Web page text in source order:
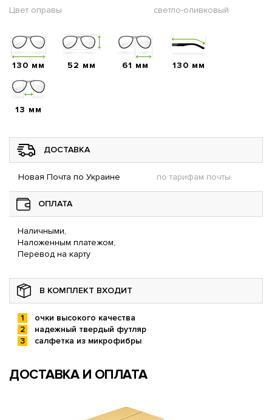
Цвет оправы
светло-оливковый
130 мм 52 мм 61 мм 130 мм
13 мм
ДОСТАВКА
Новая Почта по Украине по тарифам почты
ОПЛАТА
Наличными,
Наложенным платежом,
Перевод на карту
В КОМПЛЕКТ ВХОДИТ
очки высокого качества
надежный твердый футляр
салфетка из микрофибры
ДОСТАВКА И ОПЛАТА